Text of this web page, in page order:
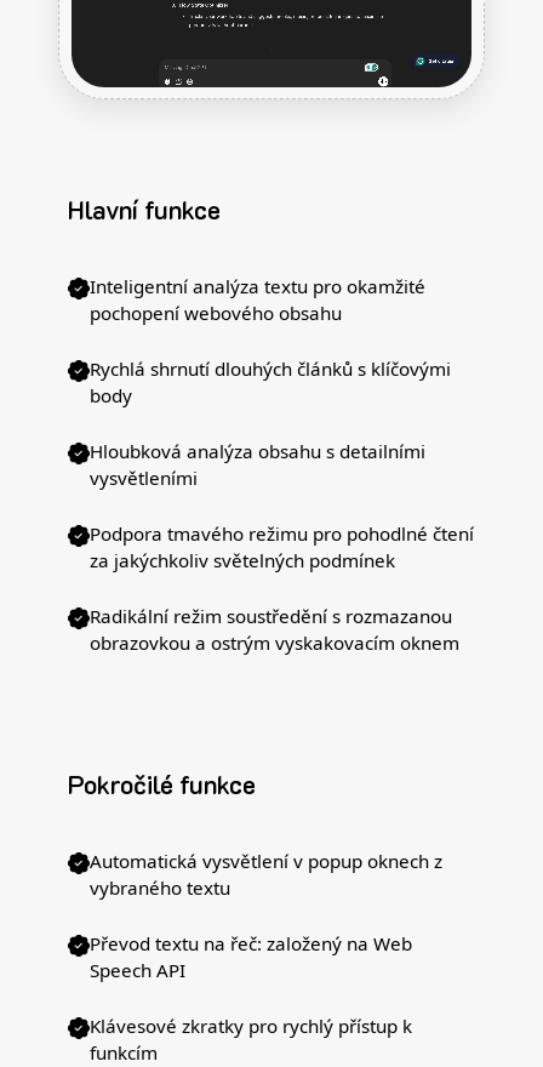
Hlavní funkce
Inteligentní analýza textu pro okamžité
pochopení webového obsahu
Rychlá shrnutí dlouhých článků s klíčovými
body
Hloubková analýza obsahu s detailními
vysvětleními
Podpora tmavého režimu pro pohodlné čtení
za jakýchkoliv světelných podmínek
Radikální režim soustředění s rozmazanou
obrazovkou a ostrým vyskakovacím oknem
Pokročilé funkce
Automatická vysvětlení v popup oknech z
vybraného textu
Převod textu na řeč: založený na Web
Speech API
Klávesové zkratky pro rychlý přístup k
funkcím